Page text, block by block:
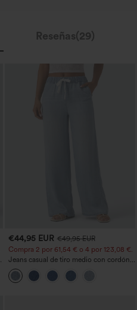
Reseñas(29)
+5
€44,95 EUR €49,95 EUR
Compra 2 por 61,54 € o 4 por 123,08 €.
Jeans casual de tiro medio con cordón y
bolsillos